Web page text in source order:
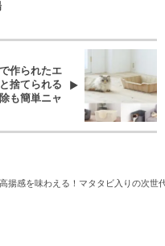
作られたエ
捨てられる
も簡単ニャ
揚感を味わえる！マタタビ入りの次